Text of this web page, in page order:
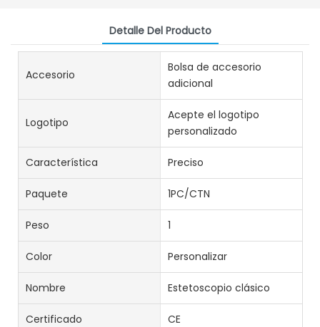
Detalle Del Producto
Accesorio
Bolsa de accesorio
adicional
Logotipo
Acepte el logotipo
personalizado
Característica Preciso
Paquete 1PC/CTN
Peso 1
Color Personalizar
Nombre Estetoscopio clásico
Certificado CE